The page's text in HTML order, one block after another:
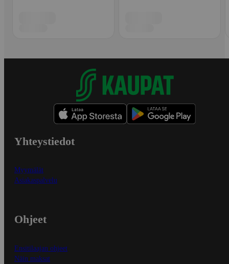
Yhteystiedot
Myymälät
Asiakaspalvelu
Ohjeet
Ensitilaajan ohjeet
Näin maksat